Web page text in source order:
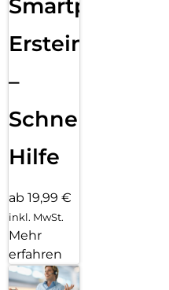
Smartphone
Ersteinrichtung
–
Schnelle
Hilfe
ab 19,99 €
inkl. MwSt.
Mehr
erfahren